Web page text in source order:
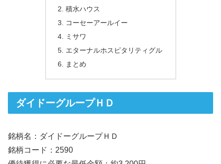
積水ハウス
コーセーアールイー
ミサワ
エターナルホスピタリティグル
まとめ
ダイドーグループＨＤ
銘柄名：ダイドーグループＨＤ
銘柄コード：2590